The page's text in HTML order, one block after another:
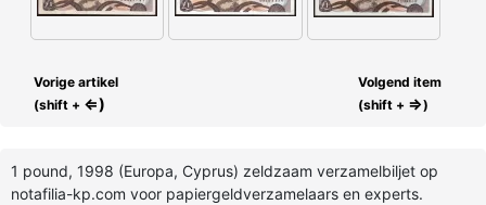
Vorige artikel
(shift + ⇐)
Volgend item
(shift + ⇒)
1 pound, 1998 (Europa, Cyprus) zeldzaam verzamelbiljet op
notafilia-kp.com voor papiergeldverzamelaars en experts.